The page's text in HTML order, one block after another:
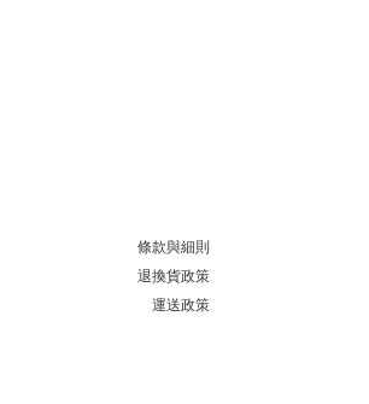
條款與細則
退換貨政策
運送政策